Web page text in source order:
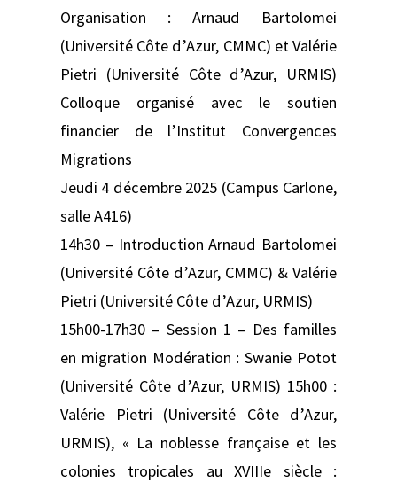
Organisation : Arnaud Bartolomei
(Université Côte d’Azur, CMMC) et Valérie
Pietri (Université Côte d’Azur, URMIS)
Colloque organisé avec le soutien
financier de l’Institut Convergences
Migrations
Jeudi 4 décembre 2025 (Campus Carlone,
salle A416)
14h30 – Introduction Arnaud Bartolomei
(Université Côte d’Azur, CMMC) & Valérie
Pietri (Université Côte d’Azur, URMIS)
15h00-17h30 – Session 1 – Des familles
en migration Modération : Swanie Potot
(Université Côte d’Azur, URMIS) 15h00 :
Valérie Pietri (Université Côte d’Azur,
URMIS), « La noblesse française et les
colonies tropicales au XVIIIe siècle :